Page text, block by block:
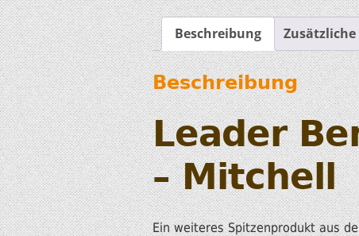
Beschreibung
Beschreibung
Leader
– Mitchell
Ein weiteres Spitzenprodukt aus